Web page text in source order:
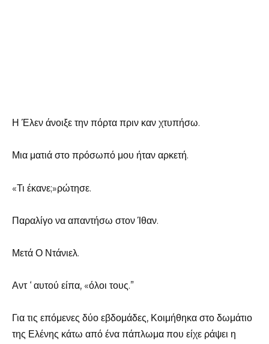
Η Έλεν άνοιξε την πόρτα πριν καν χτυπήσω.
Μια ματιά στο πρόσωπό μου ήταν αρκετή.
«Τι έκανε;»ρώτησε.
Παραλίγο να απαντήσω στον Ίθαν.
Μετά Ο Ντάνιελ.
Αντ ‘ αυτού είπα, «όλοι τους.”
Για τις επόμενες δύο εβδομάδες, Κοιμήθηκα στο δωμάτιο
της Ελένης κάτω από ένα πάπλωμα που είχε ράψει η